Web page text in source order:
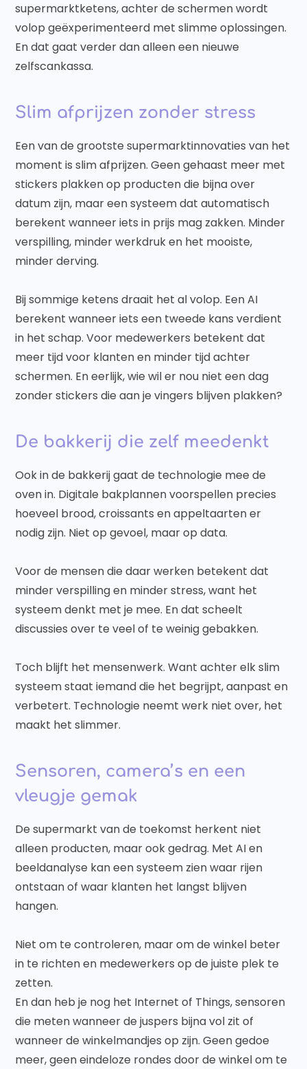
supermarktketens, achter de schermen wordt
volop geëxperimenteerd met slimme oplossingen.
En dat gaat verder dan alleen een nieuwe
zelfscankassa.
Slim afprijzen zonder stress
Een van de grootste supermarktinnovaties van het
moment is slim afprijzen. Geen gehaast meer met
stickers plakken op producten die bijna over
datum zijn, maar een systeem dat automatisch
berekent wanneer iets in prijs mag zakken. Minder
verspilling, minder werkdruk en het mooiste,
minder derving.
Bij sommige ketens draait het al volop. Een AI
berekent wanneer iets een tweede kans verdient
in het schap. Voor medewerkers betekent dat
meer tijd voor klanten en minder tijd achter
schermen. En eerlijk, wie wil er nou niet een dag
zonder stickers die aan je vingers blijven plakken?
De bakkerij die zelf meedenkt
Ook in de bakkerij gaat de technologie mee de
oven in. Digitale bakplannen voorspellen precies
hoeveel brood, croissants en appeltaarten er
nodig zijn. Niet op gevoel, maar op data.
Voor de mensen die daar werken betekent dat
minder verspilling en minder stress, want het
systeem denkt met je mee. En dat scheelt
discussies over te veel of te weinig gebakken.
Toch blijft het mensenwerk. Want achter elk slim
systeem staat iemand die het begrijpt, aanpast en
verbetert. Technologie neemt werk niet over, het
maakt het slimmer.
Sensoren, camera’s en een
vleugje gemak
De supermarkt van de toekomst herkent niet
alleen producten, maar ook gedrag. Met AI en
beeldanalyse kan een systeem zien waar rijen
ontstaan of waar klanten het langst blijven
hangen.
Niet om te controleren, maar om de winkel beter
in te richten en medewerkers op de juiste plek te
zetten.
En dan heb je nog het Internet of Things, sensoren
die meten wanneer de juspers bijna vol zit of
wanneer de winkelmandjes op zijn. Geen gedoe
meer, geen eindeloze rondes door de winkel om te